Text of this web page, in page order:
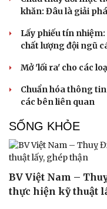
Du lịch
Tư vấn
Săn Tour
khăn: Đâu là giải
Lấy phiếu tín
chất lượng đội ngũ
Mở 'lối ra' cho các
Chuẩn hóa thông
các bên liên quan
SỐNG KHỎE
BV Việt Nam –
thực hiện kỹ thuật